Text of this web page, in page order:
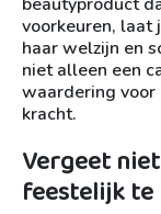
voorkeuren, laat
haar welzijn en
niet alleen een
waardering voor
kracht.
Vergeet
feestelijk te